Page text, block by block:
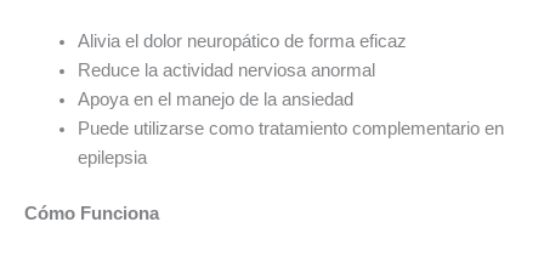
Alivia el dolor neuropático de forma eficaz
Reduce la actividad nerviosa anormal
Apoya en el manejo de la ansiedad
Puede utilizarse como tratamiento complementario en
epilepsia
Cómo Funciona